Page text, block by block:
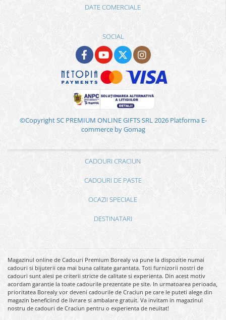
DATE COMERCIALE
SOCIAL
©Copyright SC PREMIUM ONLINE GIFTS SRL 2026 Platforma E-
commerce by Gomag
CADOURI CRACIUN
CADOURI DE PASTE
OCAZII SPECIALE
DESTINATARI
Magazinul online de Cadouri Premium Borealy va pune la dispozitie numai
cadouri si bijuterii cea mai buna calitate garantata. Toti furnizorii nostri de
cadouri sunt alesi pe criterii stricte de calitate si experienta. Din acest motiv
acordam garantie la toate cadourile prezentate pe site. In urmatoarea perioada,
prioritatea Borealy vor deveni cadourile de Craciun pe care le puteti alege din
magazin beneficiind de livrare si ambalare gratuit. Va invitam in magazinul
nostru de cadouri de Craciun pentru o experienta de neuitat!